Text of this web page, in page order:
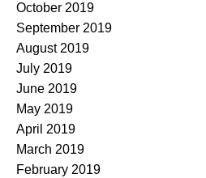
October 2019
September 2019
August 2019
July 2019
June 2019
May 2019
April 2019
March 2019
February 2019